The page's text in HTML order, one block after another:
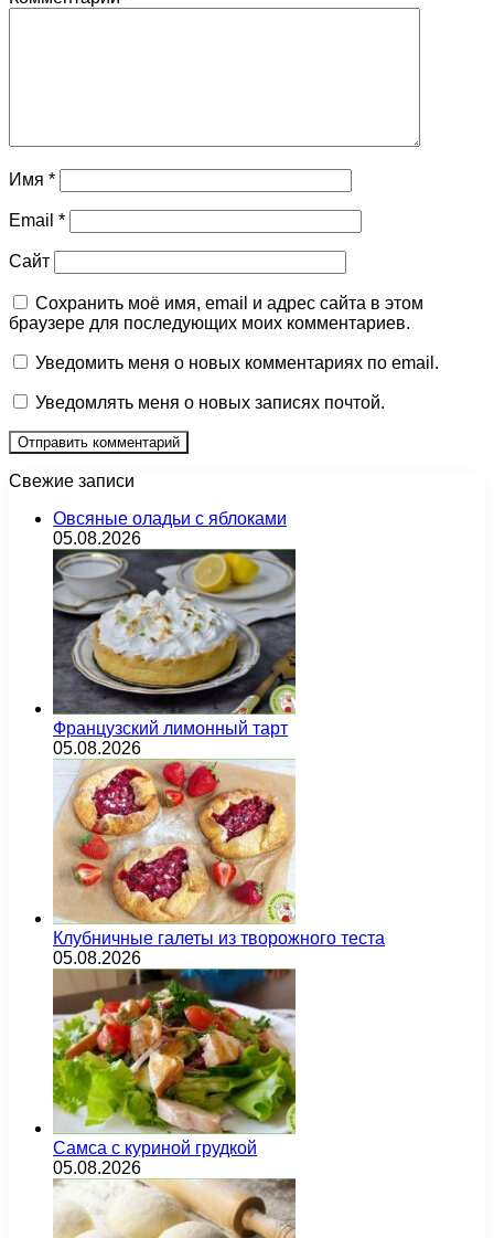
Имя *
Email *
Сайт
Сохранить моё имя, email и адрес сайта в этом
браузере для последующих моих комментариев.
Уведомить меня о новых комментариях по email.
Уведомлять меня о новых записях почтой.
Свежие записи
Овсяные оладьи с яблоками
05.08.2026
Французский лимонный тарт
05.08.2026
Клубничные галеты из творожного теста
05.08.2026
Самса с куриной грудкой
05.08.2026